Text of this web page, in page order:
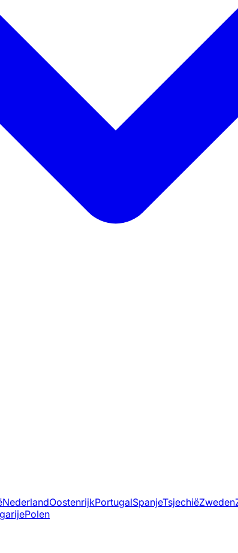
NederlandOostenrijkPortugalSpanjeTsjechiëZweden
Polen